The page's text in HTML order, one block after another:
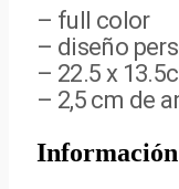
– full color
– diseño
– 22.5 x
– 2,5 cm de